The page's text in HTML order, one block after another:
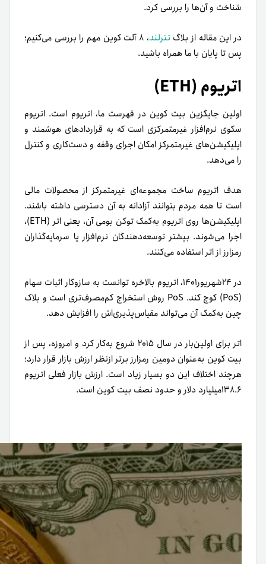
شناخت و آن‌ها را بررسی کرد.
در این مقاله از بلاگتترلند
، ۸ آلت کوین مهم را بررسی می‌کنیم؛
پس تا پایان با ما همراه باشید.
اتریوم (ETH)
اولین جایگزین بیت کوین در فهرست ما، اتریوم است. اتریوم
سکوی نرم‌افزار غیرمتمرکزی است که به قراردادهای هوشمند و
اپلیکیشن‌های غیرمتمرکز امکان اجرای وقفه و دست‌کاری و کنترل
را می‌دهد.
هدف اتریوم ساخت مجموعه‌ای غیرمتمرکز از محصولات مالی
است تا همه مردم بتوانند آزادانه به آن دسترسی داشته باشند.
اپلیکیشن‌ها روی اتریوم به‌کمک توکن بومی آن، یعنی اتر (ETH)،
اجرا می‌شوند. بیشتر توسعه‌دهندگان نرم‌افزار یا سرمایه‌گذاران
رمزارز از اتر استفاده می‌کنند.
در ۲۴شهریور۱۴۰۱، اتریوم بالاخره توانست به سازوکار اثبات سهام
(PoS) کوچ کند. PoS روش استخراج کم‌مصرف‌تری است و بلاک
چین به‌کمک آن می‌تواند مقیاس‌پذیری‌اش را افزایش دهد.
اتر برای اولین‌بار در سال ۲۰۱۵ شروع به‌کار کرد و امروزه، پس از
بیت کوین به‌عنوان دومین رمزارز برتر از‌نظر ارزش بازار قرار دارد؛
هر‌چند اختلاف این دو بسیار زیاد است. ارزش بازار فعلی اتریوم
۱۳۸.۶میلیارد دلار و حدود نصف بیت کوین است.